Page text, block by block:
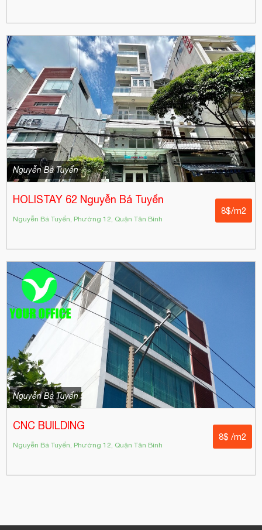
Nguyễn Bá Tuyển
HOLISTAY 62 Nguyễn Bá Tuyển
Nguyễn Bá Tuyển, Phường 12, Quận Tân Bình
8$/m2
Nguyễn Bá Tuyển
CNC BUILDING
Nguyễn Bá Tuyển, Phường 12, Quận Tân Bình
8$ /m2